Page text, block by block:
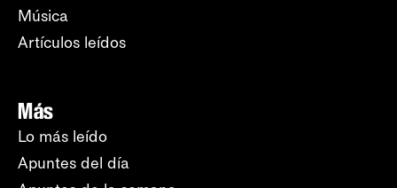
Música
Artículos leídos
Más
Lo más leído
Apuntes del día